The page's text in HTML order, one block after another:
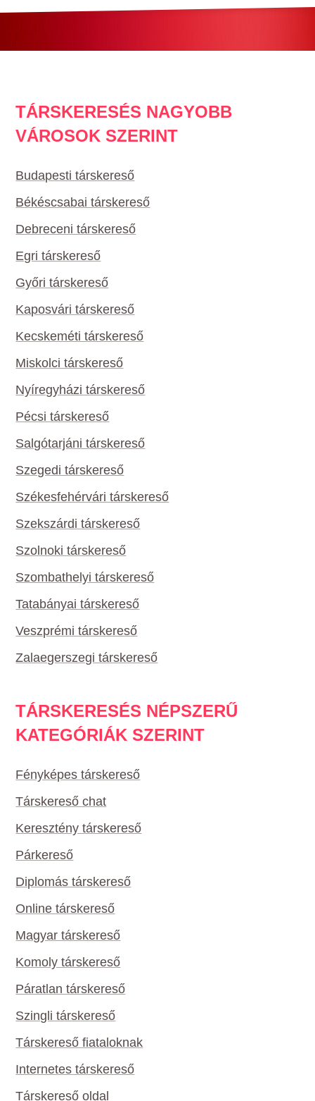
TÁRSKERESÉS NAGYOBB
VÁROSOK SZERINT
Budapesti társkereső
Békéscsabai társkereső
Debreceni társkereső
Egri társkereső
Győri társkereső
Kaposvári társkereső
Kecskeméti társkereső
Miskolci társkereső
Nyíregyházi társkereső
Pécsi társkereső
Salgótarjáni társkereső
Szegedi társkereső
Székesfehérvári társkereső
Szekszárdi társkereső
Szolnoki társkereső
Szombathelyi társkereső
Tatabányai társkereső
Veszprémi társkereső
Zalaegerszegi társkereső
TÁRSKERESÉS NÉPSZERŰ
KATEGÓRIÁK SZERINT
Fényképes társkereső
Társkereső chat
Keresztény társkereső
Párkereső
Diplomás társkereső
Online társkereső
Magyar társkereső
Komoly társkereső
Páratlan társkereső
Szingli társkereső
Társkereső fiataloknak
Internetes társkereső
Társkereső oldal